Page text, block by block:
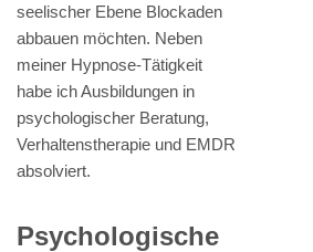
seelischer Ebene Blockaden
abbauen möchten. Neben
meiner Hypnose-Tätigkeit
habe ich Ausbildungen in
psychologischer Beratung,
Verhaltenstherapie und EMDR
absolviert.
Psychologische